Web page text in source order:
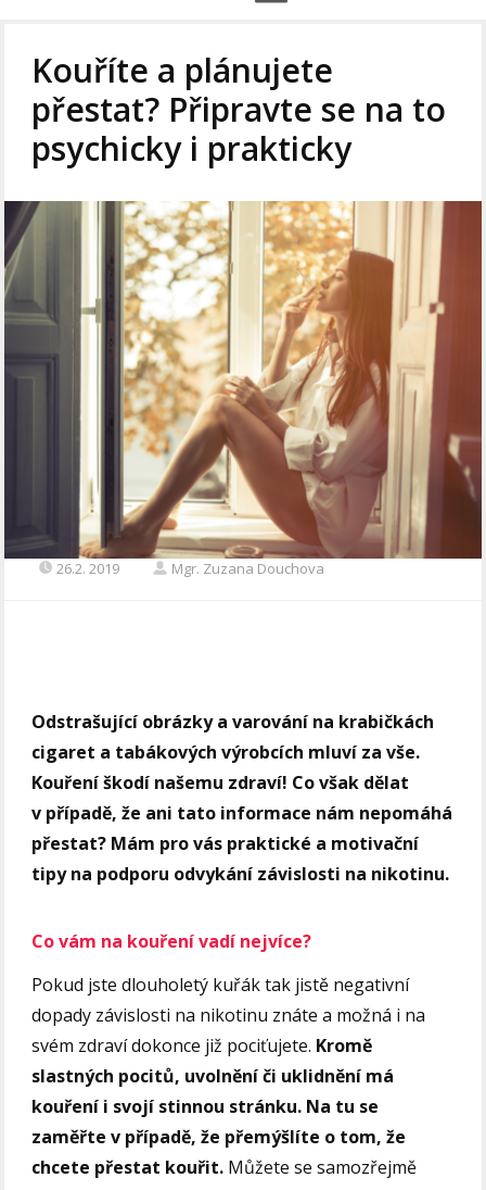
Kouříte a plánujete
přestat? Připravte se na to
psychicky i prakticky
26.2. 2019 Mgr. Zuzana Douchova
Odstrašující obrázky a varování na krabičkách
cigaret a tabákových výrobcích mluví za vše.
Kouření škodí našemu zdraví! Co však dělat
v případě, že ani tato informace nám nepomáhá
přestat? Mám pro vás praktické a motivační
tipy na podporu odvykání závislosti na nikotinu.
Co vám na kouření vadí nejvíce?
Pokud jste dlouholetý kuřák tak jistě negativní
dopady závislosti na nikotinu znáte a možná i na
svém zdraví dokonce již pociťujete. Kromě
slastných pocitů, uvolnění či uklidnění má
kouření i svojí stinnou stránku. Na tu se
zaměřte v případě, že přemýšlíte o tom, že
chcete přestat kouřit. Můžete se samozřejmě